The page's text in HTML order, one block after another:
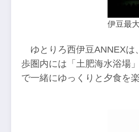
伊豆最
ゆとりろ西伊豆ANNEXは、
歩圏内には「土肥海水浴場
で一緒にゆっくりと夕食を